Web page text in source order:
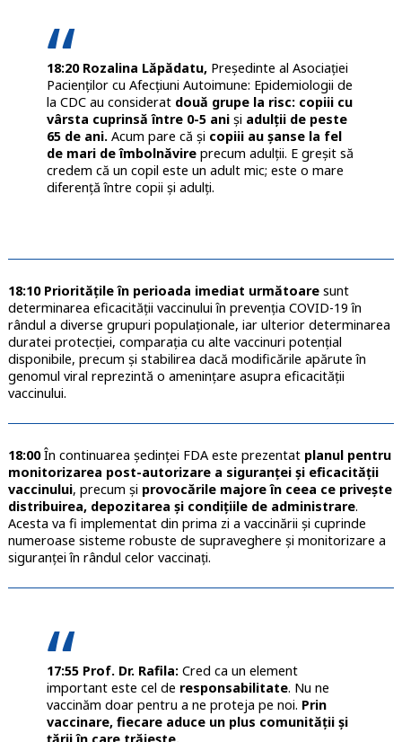
18:20 Rozalina Lăpădatu,Președinte al Asociației
Pacienților cu Afecțiuni Autoimune: Epidemiologii de
la CDC au considerat două grupe la risc: copiii cu
vârsta cuprinsă între 0-5 aniși adulții de peste
65 de ani.Acum pare că și copiii au șanse la fel
de mari de îmbolnăvireprecum adulții. E greșit să
credem că un copil este un adult mic; este o mare
diferență între copii și adulți.
18:10 Prioritățile în perioada imediat următoare sunt
determinarea eficacității vaccinului în prevenția COVID-19 în
rândul a diverse grupuri populaționale, iar ulterior determinarea
duratei protecției, comparația cu alte vaccinuri potențial
disponibile, precum și stabilirea dacă modificările apărute în
genomul viral reprezintă o amenințare asupra eficacității
vaccinului.
18:00În continuarea ședinței FDA este prezentat planul pentru
monitorizarea post-autorizare a siguranței și eficacității
vaccinului, precum și provocările majore în ceea ce privește
distribuirea, depozitarea și condițiile de administrare.
Acesta va fi implementat din prima zi a vaccinării și cuprinde
numeroase sisteme robuste de supraveghere și monitorizare a
siguranței în rândul celor vaccinați.
17:55 Prof. Dr. Rafila:Cred ca un element
important este cel de responsabilitate. Nu ne
vaccinăm doar pentru a ne proteja pe noi. Prin
vaccinare, fiecare aduce un plus comunității și
țării în care trăiește.